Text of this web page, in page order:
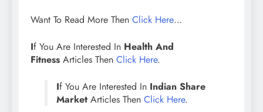
Want To Read More Then Click Here…
If You Are Interested In Health And
Fitness Articles Then Click Here.
If You Are Interested In Indian Share
Market Articles Then Click Here.